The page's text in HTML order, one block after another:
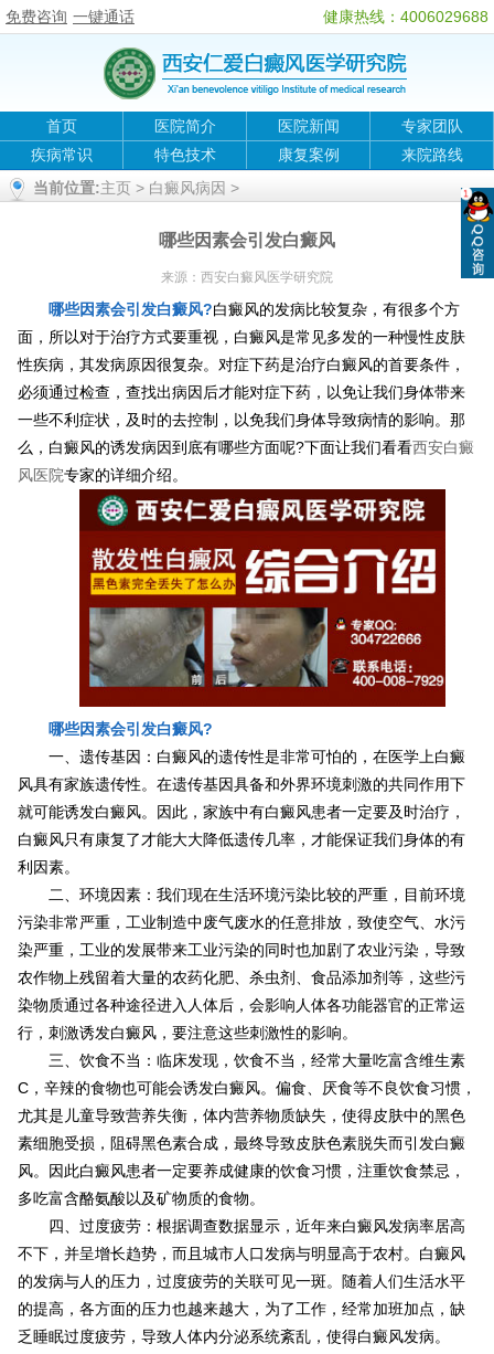
免费咨询 一键通话 健康热线：4006029688
首页 医院简介 医院新闻
专家团队
疾病常识
特色技术 康复案例
来院路线
当前位置:主页 > 白癜风病因 >
哪些因素会引发白癜风
来源： 西安白癜风医学研究院
哪些因素会引发白癜风?白癜风的发病比较复杂，有很多个方
面，所以对于治疗方式要重视，白癜风是常见多发的一种慢性皮肤
性疾病，其发病原因很复杂。对症下药是治疗白癜风的首要条件，
必须通过检查，查找出病因后才能对症下药，以免让我们身体带来
一些不利症状，及时的去控制，以免我们身体导致病情的影响。那
么，白癜风的诱发病因到底有哪些方面呢?下面让我们看看西安白癜
风医院专家的详细介绍。
哪些因素会引发白癜风?
一、遗传基因：白癜风的遗传性是非常可怕的，在医学上白癜
风具有家族遗传性。在遗传基因具备和外界环境刺激的共同作用下
就可能诱发白癜风。因此，家族中有白癜风患者一定要及时治疗，
白癜风只有康复了才能大大降低遗传几率，才能保证我们身体的有
利因素。
二、环境因素：我们现在生活环境污染比较的严重，目前环境
污染非常严重，工业制造中废气废水的任意排放，致使空气、水污
染严重，工业的发展带来工业污染的同时也加剧了农业污染，导致
农作物上残留着大量的农药化肥、杀虫剂、食品添加剂等，这些污
染物质通过各种途径进入人体后，会影响人体各功能器官的正常运
行，刺激诱发白癜风，要注意这些刺激性的影响。
三、饮食不当：临床发现，饮食不当，经常大量吃富含维生素
C，辛辣的食物也可能会诱发白癜风。偏食、厌食等不良饮食习惯，
尤其是儿童导致营养失衡，体内营养物质缺失，使得皮肤中的黑色
素细胞受损，阻碍黑色素合成，最终导致皮肤色素脱失而引发白癜
风。因此白癜风患者一定要养成健康的饮食习惯，注重饮食禁忌，
多吃富含酪氨酸以及矿物质的食物。
四、过度疲劳：根据调查数据显示，近年来白癜风发病率居高
不下，并呈增长趋势，而且城市人口发病与明显高于农村。白癜风
的发病与人的压力，过度疲劳的关联可见一斑。随着人们生活水平
的提高，各方面的压力也越来越大，为了工作，经常加班加点，缺
乏睡眠过度疲劳，导致人体内分泌系统紊乱，使得白癜风发病。